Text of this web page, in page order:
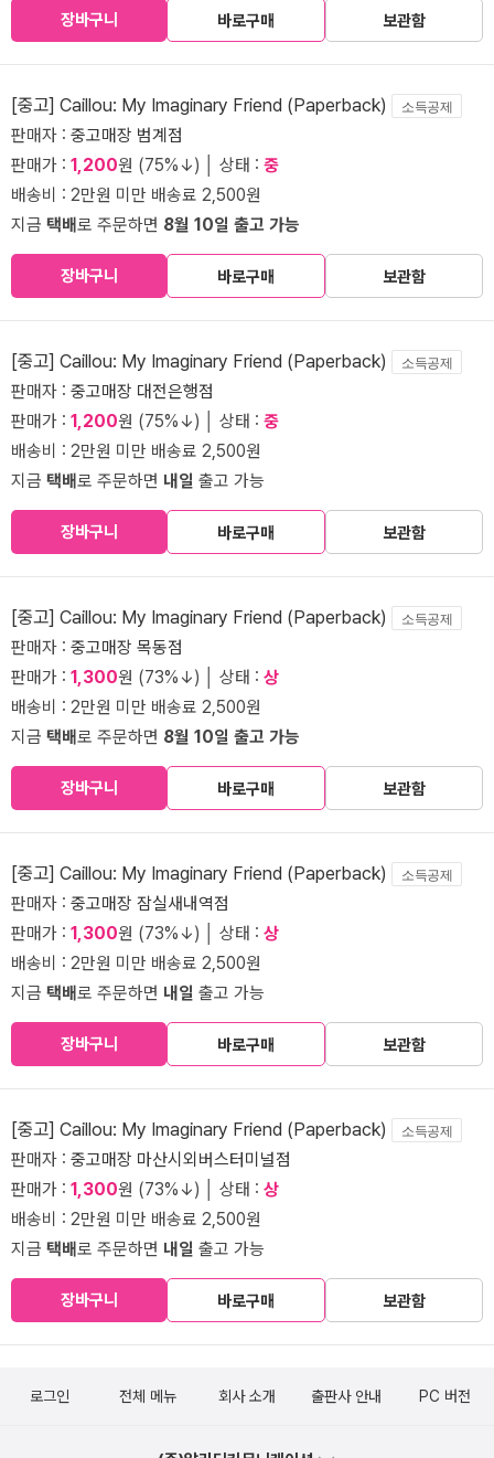
장바구니 바로구매 보관함
[중고] Caillou: My Imaginary Friend (Paperback) 소득공제
판매자 : 중고매장 범계점
판매가 : 1,200원 (75%↓) │ 상태 : 중
배송비 : 2만원 미만 배송료 2,500원
지금 택배로 주문하면 8월 10일 출고 가능
장바구니 바로구매 보관함
[중고] Caillou: My Imaginary Friend (Paperback) 소득공제
판매자 : 중고매장 대전은행점
판매가 : 1,200원 (75%↓) │ 상태 : 중
배송비 : 2만원 미만 배송료 2,500원
지금 택배로 주문하면 내일 출고 가능
장바구니 바로구매 보관함
[중고] Caillou: My Imaginary Friend (Paperback) 소득공제
판매자 : 중고매장 목동점
판매가 : 1,300원 (73%↓) │ 상태 : 상
배송비 : 2만원 미만 배송료 2,500원
지금 택배로 주문하면 8월 10일 출고 가능
장바구니 바로구매 보관함
[중고] Caillou: My Imaginary Friend (Paperback) 소득공제
판매자 : 중고매장 잠실새내역점
판매가 : 1,300원 (73%↓) │ 상태 : 상
배송비 : 2만원 미만 배송료 2,500원
지금 택배로 주문하면 내일 출고 가능
장바구니 바로구매 보관함
[중고] Caillou: My Imaginary Friend (Paperback) 소득공제
판매자 : 중고매장 마산시외버스터미널점
판매가 : 1,300원 (73%↓) │ 상태 : 상
배송비 : 2만원 미만 배송료 2,500원
지금 택배로 주문하면 내일 출고 가능
장바구니 바로구매 보관함
로그인 전체 메뉴 회사 소개 출판사 안내 PC 버전